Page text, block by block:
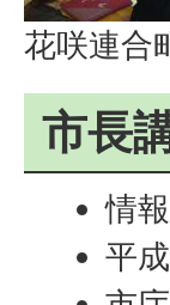
花咲連合
市長
情
平